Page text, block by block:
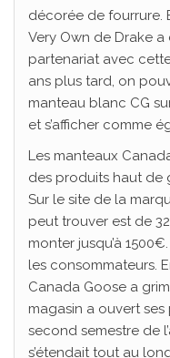
décorée de fourrure.
Very Own de Drake a
partenariat avec
ans plus tard, on
manteau blanc CG
et s’afficher comme
Les manteaux
des produits haut de
Sur le site de la
peut trouver est de
monter jusqu’à
les consommateurs.
Canada Goose a
magasin a ouvert
second semestre de
s’étendait tout au